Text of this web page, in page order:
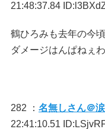
21:48:37.84
鶴ひろみも去年の今
ダメージはんぱねぇわ
282 ： 名無しさん＠涙
22:41:10.51